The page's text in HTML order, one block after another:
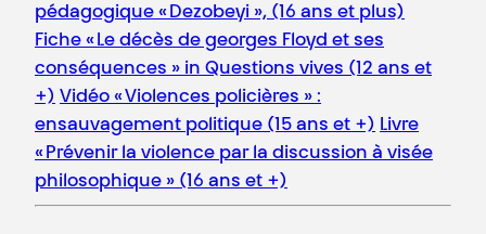
pédagogique « Dezobeyi », (16 ans et plus)
Fiche « Le décès de georges Floyd et ses
conséquences » in Questions vives (12 ans et
+) Vidéo « Violences policières » :
ensauvagement politique (15 ans et +) Livre
« Prévenir la violence par la discussion à visée
philosophique » (16 ans et +)